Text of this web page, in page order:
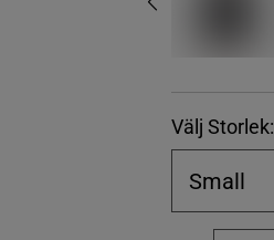
Välj Storlek:
Small